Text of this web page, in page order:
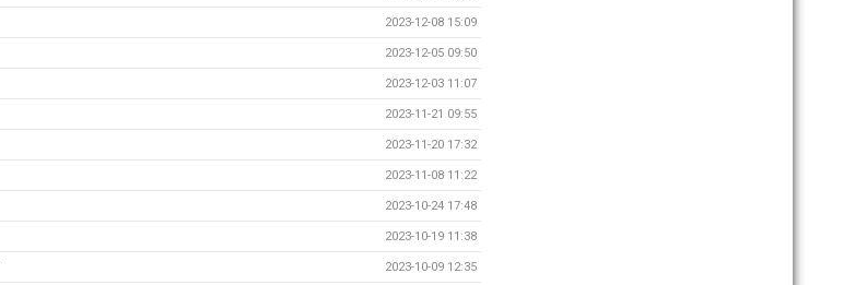
2023-12-08 15:09
2023-12-05 09:50
2023-12-03 11:07
2023-11-21 09:55
2023-11-20 17:32
2023-11-08 11:22
2023-10-24 17:48
2023-10-19 11:38
2023-10-09 12:35